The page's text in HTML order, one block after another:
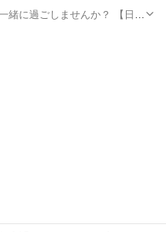
過ごしませんか？ 【日